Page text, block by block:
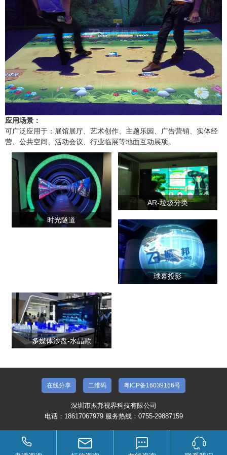
应用场景：
可广泛应用于：展馆展厅、艺术创作、主题乐园、广告营销、实体经
营、公共空间、活动会议、行业临展等地面互动展项。
时光隧道
AR-垃圾分类
球幕投影
多媒体沙盘-水晶款
在线分享 二维码 粤ICP备16039166号
深圳市振邦视界科技有限公司
电话：18617067979 服务热线：0755-29887159